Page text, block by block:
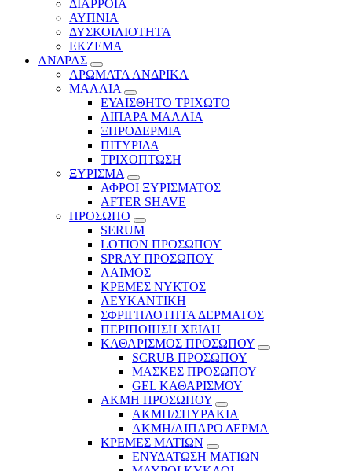
ΔΙΑΡΡΟΙΑ
ΑΥΠΝΙΑ
ΔΥΣΚΟΙΛΙΟΤΗΤΑ
ΕΚΖΕΜΑ
ΑΝΔΡΑΣ
ΑΡΩΜΑΤΑ ΑΝΔΡΙΚΑ
ΜΑΛΛΙΑ
ΕΥΑΙΣΘΗΤΟ ΤΡΙΧΩΤΟ
ΛΙΠΑΡΑ ΜΑΛΛΙΑ
ΞΗΡΟΔΕΡΜΙΑ
ΠΙΤΥΡΙΔΑ
ΤΡΙΧΟΠΤΩΣΗ
ΞΥΡΙΣΜΑ
ΑΦΡΟΙ ΞΥΡΙΣΜΑΤΟΣ
AFTER SHAVE
ΠΡΟΣΩΠΟ
SERUM
LOTION ΠΡΟΣΩΠΟΥ
SPRAY ΠΡΟΣΩΠΟΥ
ΛΑΙΜΟΣ
ΚΡΕΜΕΣ ΝΥΚΤΟΣ
ΛΕΥΚΑΝΤΙΚΗ
ΣΦΡΙΓΗΛΟΤΗΤΑ ΔΕΡΜΑΤΟΣ
ΠΕΡΙΠΟΙΗΣΗ ΧΕΙΛΗ
ΚΑΘΑΡΙΣΜΟΣ ΠΡΟΣΩΠΟΥ
SCRUB ΠΡΟΣΩΠΟΥ
ΜΑΣΚΕΣ ΠΡΟΣΩΠΟΥ
GEL ΚΑΘΑΡΙΣΜΟΥ
ΑΚΜΗ ΠΡΟΣΩΠΟΥ
ΑΚΜΗ/ΣΠΥΡΑΚΙΑ
ΑΚΜΗ/ΛΙΠΑΡΟ ΔΕΡΜΑ
ΚΡΕΜΕΣ ΜΑΤΙΩΝ
ΕΝΥΔΑΤΩΣΗ ΜΑΤΙΩΝ